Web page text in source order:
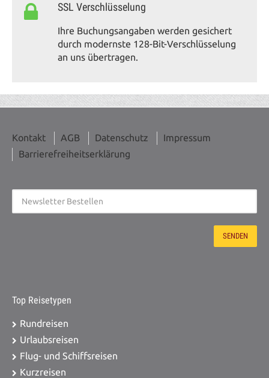
SSL Verschlüsselung
Ihre Buchungsangaben werden gesichert
durch modernste 128-Bit-Verschlüsselung
an uns übertragen.
Kontakt AGB Datenschutz
Impressum
Barrierefreiheitserklärung
Top Reisetypen
Rundreisen
Urlaubsreisen
Flug- und Schiffsreisen
Kurzreisen